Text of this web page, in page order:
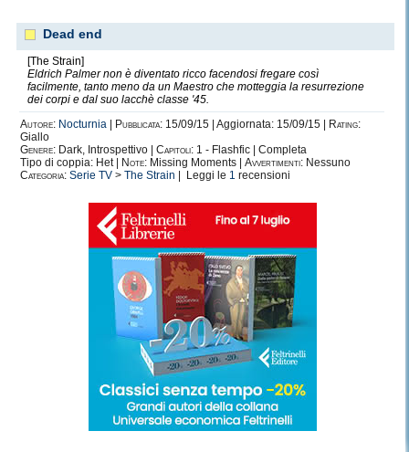
Dead end
[The Strain]
Eldrich Palmer non è diventato ricco facendosi fregare così
facilmente, tanto meno da un Maestro che motteggia la resurrezione
dei corpi e dal suo lacchè classe '45.
Autore: Nocturnia Pubblicata: 15/09/15 | Aggiornata: 15/09/15 |
Rating:
Giallo
Genere: Dark, Introspettivo | Capitoli: 1 - Flashfic | Completa
Tipo di coppia: Het |
Note: Missing Moments | Avvertimenti: Nessuno
Categoria: Serie TV > The Strain | Leggi le 1 recensioni